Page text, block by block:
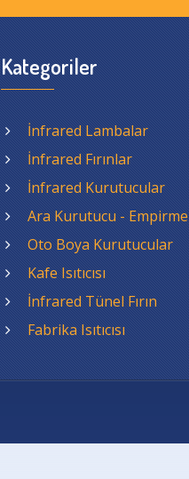
Kategoriler
İnfrared Lambalar
İnfrared Fırınlar
İnfrared Kurutucular
Ara Kurutucu - Empirme
Oto Boya Kurutucular
Kafe Isıtıcısı
İnfrared Tünel Fırın
Fabrika Isıtıcısı